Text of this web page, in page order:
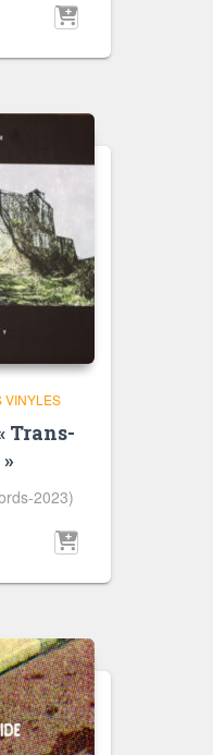
VINYLES
Trans-
2023)